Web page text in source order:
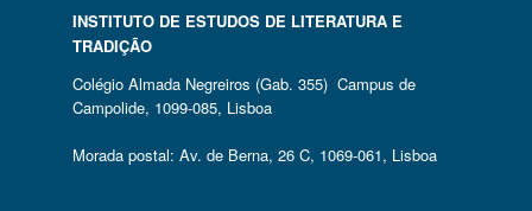
INSTITUTO DE ESTUDOS DE LITERATURA E
TRADIÇÃO
Colégio Almada Negreiros (Gab. 355) Campus de
Campolide, 1099-085, Lisboa
Morada postal: Av. de Berna, 26 C, 1069-061, Lisboa